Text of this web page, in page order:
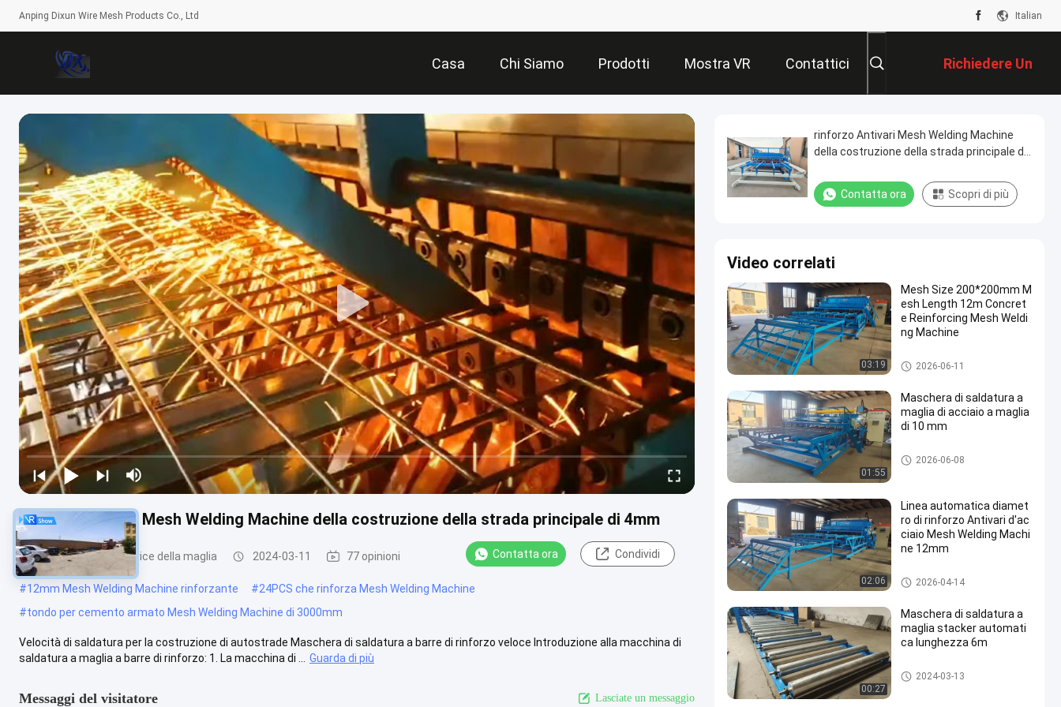
Anping Dixun Wire Mesh Products Co., Ltd Italian
Casa Chi Siamo Prodotti Mostra VR Contattici Richiedere Un
Preventivo
rinforzo Antivari Mesh Welding Machine della costruzione della strada principale di 4mm
rinforzo della saldatrice della maglia 2024-03-11 77 opinioni Contatta ora Condividi
#12mm Mesh Welding Machine rinforzante #24PCS che rinforza Mesh Welding Machine
#tondo per cemento armato Mesh Welding Machine di 3000mm
Velocità di saldatura per la costruzione di autostrade Maschera di saldatura a barre di rinforzo veloce Introduzione alla macchina di
saldatura a maglia a barre di rinforzo: 1. La macchina di ...
Guarda di più
Messaggi del visitatore Lasciate un messaggio
rinforzo Antivari Mesh Welding Machine
della costruzione della strada principale di
Contatta ora Scopri di più
Video correlati
03:19
Mesh Size 200*200mm M
esh Length 12m Concret
e Reinforcing Mesh Weldi
ng Machine
rinforzo della saldatrice della
maglia
2026-06-11
01:55
Maschera di saldatura a
maglia di acciaio a maglia
di 10 mm
rinforzo della saldatrice della
maglia
2026-06-08
02:06
Linea automatica diamet
ro di rinforzo Antivari d'ac
ciaio Mesh Welding Machi
ne 12mm
rinforzo della saldatrice della
maglia
2026-04-14
00:27
Maschera di saldatura a
maglia stacker automati
ca lunghezza 6m
rinforzo della saldatrice della
maglia
2024-03-13